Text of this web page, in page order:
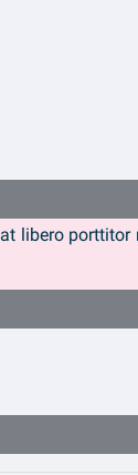
libero